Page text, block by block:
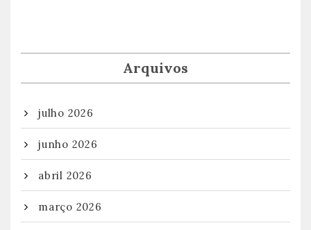
Arquivos
julho 2026
junho 2026
abril 2026
março 2026